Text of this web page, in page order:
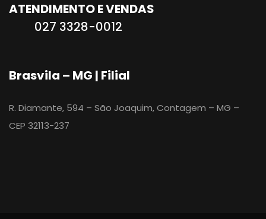
ATENDIMENTO E VENDAS
027 3328-0012
Brasvila – MG | Filial
R. Diamante, 594 – São Joaquim, Contagem – MG –
CEP 32113-237